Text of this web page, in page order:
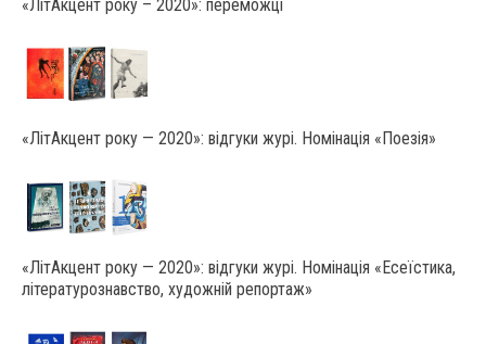
«ЛітАкцент року – 2020»: переможці
«ЛітАкцент року — 2020»: відгуки журі. Номінація «Поезія»
«ЛітАкцент року — 2020»: відгуки журі. Номінація «Есеїстика,
літературознавство, художній репортаж»